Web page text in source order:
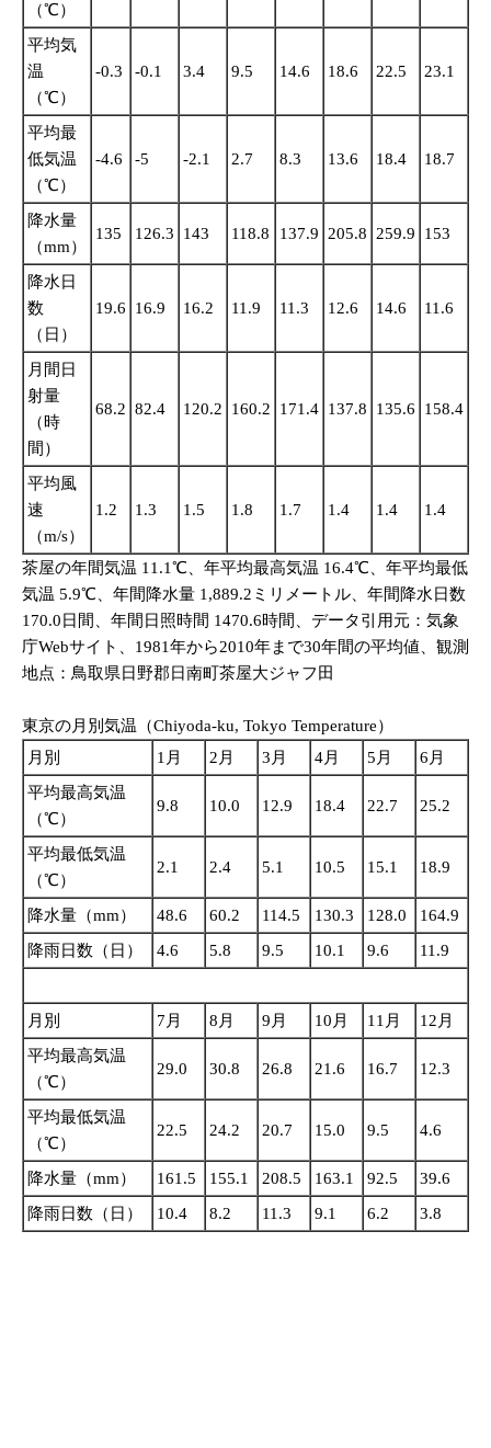
（℃）
平均気
温
（℃）
-0.3 -0.1 3.4 9.5 14.6 18.6 22.5 23.1
平均最
低気温
（℃）
-4.6 -5 -2.1 2.7 8.3 13.6 18.4 18.7
降水量
（mm）
135 126.3 143 118.8 137.9 205.8 259.9 153
降水日
数
（日）
19.6 16.9 16.2 11.9 11.3 12.6 14.6 11.6
月間日
射量
（時
間）
68.2 82.4 120.2 160.2 171.4 137.8 135.6 158.4
平均風
速
（m/s）
1.2 1.3 1.5 1.8 1.7 1.4 1.4 1.4
茶屋の年間気温 11.1℃、年平均最高気温 16.4℃、年平均最低
気温 5.9℃、年間降水量 1,889.2ミリメートル、年間降水日数
170.0日間、年間日照時間 1470.6時間、データ引用元：気象
庁Webサイト、1981年から2010年まで30年間の平均値、観測
地点：鳥取県日野郡日南町茶屋大ジャフ田
東京の月別気温（Chiyoda-ku, Tokyo Temperature）
月別
1月 2月 3月 4月 5月
6月
平均最高気温
（℃）
9.8 10.0 12.9 18.4 22.7 25.2
平均最低気温
（℃）
2.1 2.4 5.1 10.5 15.1 18.9
降水量（mm） 48.6 60.2 114.5 130.3 128.0
164.9
降雨日数（日）
4.6 5.8 9.5 10.1 9.6 11.9
月別 7月 8月 9月 10月 11月
12月
平均最高気温
（℃）
29.0 30.8 26.8 21.6 16.7 12.3
平均最低気温
（℃）
22.5 24.2 20.7 15.0 9.5 4.6
降水量（mm） 161.5 155.1 208.5 163.1 92.5
39.6
降雨日数（日）
10.4 8.2 11.3 9.1 6.2 3.8